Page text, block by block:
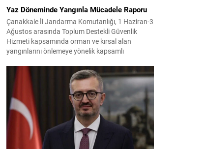
Yaz Döneminde Yangınla Mücadele Raporu
Çanakkale İl Jandarma Komutanlığı, 1 Haziran-3
Ağustos arasında Toplum Destekli Güvenlik
Hizmeti kapsamında orman ve kırsal alan
yangınlarını önlemeye yönelik kapsamlı
görev yapan 178 tim ve 742 personel, sahada
aktif olarak halkı bilinçlendirdi ve denetim
faaliyetleri gerçekleştirdi. Faaliyetler esnasında
bin 315 biçerdöver ve balya...